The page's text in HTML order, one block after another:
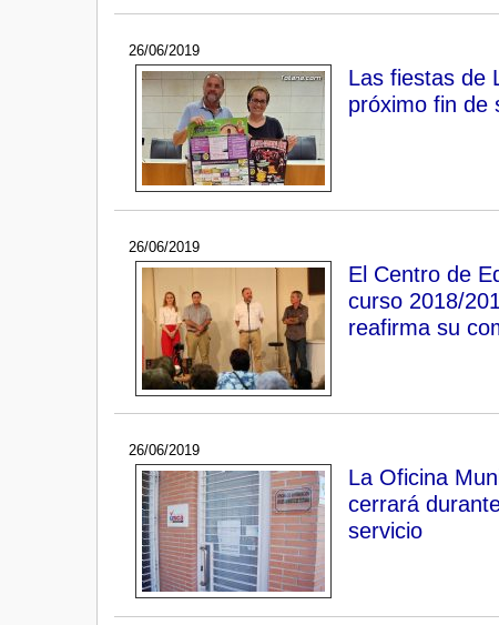
26/06/2019
Las fiestas de
próximo fin de
26/06/2019
El Centro de
curso 2018/
reafirma su
26/06/2019
La Oficina
cerrará
servicio